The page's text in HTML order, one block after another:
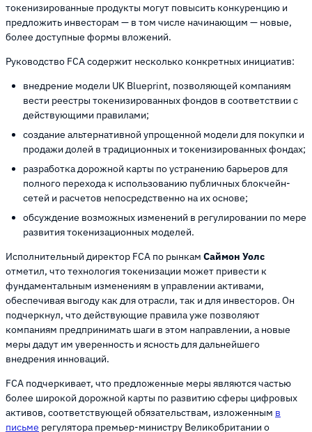
токенизированные продукты могут повысить конкуренцию и
предложить инвесторам — в том числе начинающим — новые,
более доступные формы вложений.
Руководство FCA содержит несколько конкретных инициатив:
внедрение модели UK Blueprint, позволяющей компаниям
вести реестры токенизированных фондов в соответствии с
действующими правилами;
создание альтернативной упрощенной модели для покупки и
продажи долей в традиционных и токенизированных фондах;
разработка дорожной карты по устранению барьеров для
полного перехода к использованию публичных блокчейн-
сетей и расчетов непосредственно на их основе;
обсуждение возможных изменений в регулировании по мере
развития токенизационных моделей.
Исполнительный директор FCA по рынкам Саймон Уолс
отметил, что технология токенизации может привести к
фундаментальным изменениям в управлении активами,
обеспечивая выгоду как для отрасли, так и для инвесторов. Он
подчеркнул, что действующие правила уже позволяют
компаниям предпринимать шаги в этом направлении, а новые
меры дадут им уверенность и ясность для дальнейшего
внедрения инноваций.
FCA подчеркивает, что предложенные меры являются частью
более широкой дорожной карты по развитию сферы цифровых
активов, соответствующей обязательствам, изложенным в
письме регулятора премьер-министру Великобритании о